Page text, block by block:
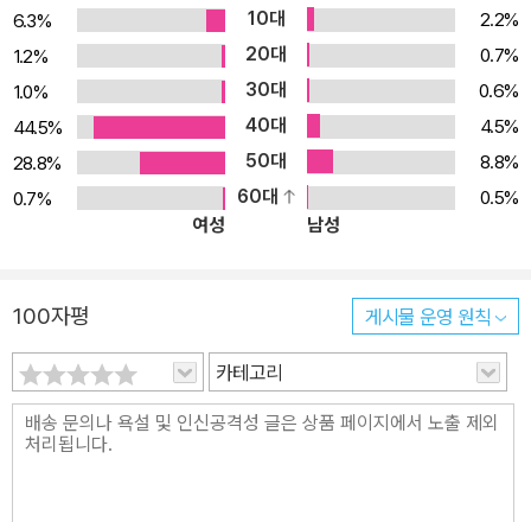
6.3% 10대
2.2%
1.2%
20대
0.7%
1.0%
30대
0.6%
44.5%
40대
4.5%
28.8%
50대
8.8%
0.7%
60대
0.5%
여성
남성
100자평 게시물 운영 원칙
카테고리